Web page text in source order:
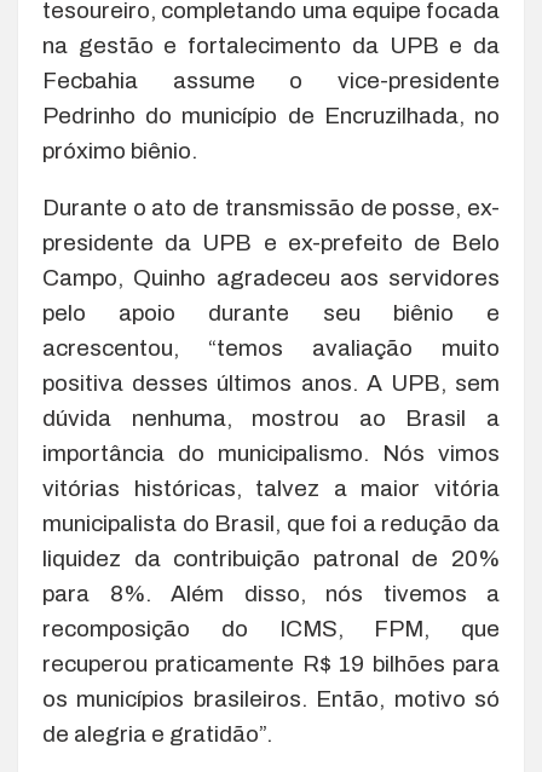
tesoureiro, completando uma equipe focada
na gestão e fortalecimento da UPB e da
Fecbahia assume o vice-presidente
Pedrinho do município de Encruzilhada, no
próximo biênio.
Durante o ato de transmissão de posse, ex-
presidente da UPB e ex-prefeito de Belo
Campo, Quinho agradeceu aos servidores
pelo apoio durante seu biênio e
acrescentou, “temos avaliação muito
positiva desses últimos anos. A UPB, sem
dúvida nenhuma, mostrou ao Brasil a
importância do municipalismo. Nós vimos
vitórias históricas, talvez a maior vitória
municipalista do Brasil, que foi a redução da
liquidez da contribuição patronal de 20%
para 8%. Além disso, nós tivemos a
recomposição do ICMS, FPM, que
recuperou praticamente R$ 19 bilhões para
os municípios brasileiros. Então, motivo só
de alegria e gratidão”.